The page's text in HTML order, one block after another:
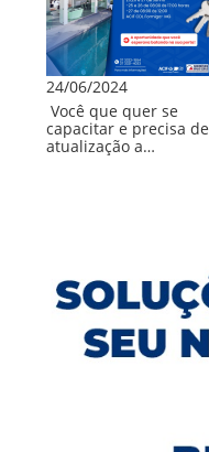
24/06/2024
Você que quer se
capacitar e precisa de
atualização a…